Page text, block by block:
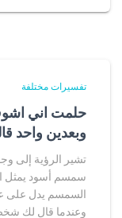
تفسيرات مختلفة
حلمت اني
وبعدين واحد
تشير الرؤية إلى
سمسم أسود يمثل
السمسم يدل على
وعندما قال لك